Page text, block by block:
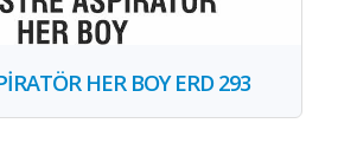
HER BOY ERD 293